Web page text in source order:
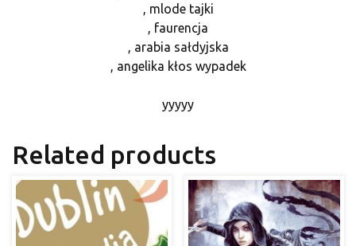
, mlode tajki
, faurencja
, arabia sałdyjska
, angelika kłos wypadek
yyyyy
Related products